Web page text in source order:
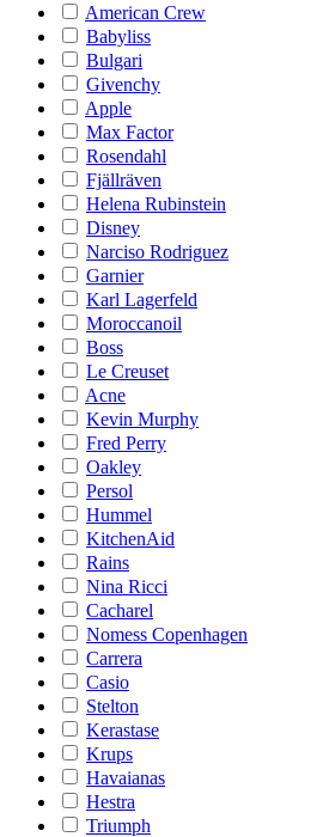
American Crew
Babyliss
Bulgari
Givenchy
Apple
Max Factor
Rosendahl
Fjällräven
Helena Rubinstein
Disney
Narciso Rodriguez
Garnier
Karl Lagerfeld
Moroccanoil
Boss
Le Creuset
Acne
Kevin Murphy
Fred Perry
Oakley
Persol
Hummel
KitchenAid
Rains
Nina Ricci
Cacharel
Nomess Copenhagen
Carrera
Casio
Stelton
Kerastase
Krups
Havaianas
Hestra
Triumph